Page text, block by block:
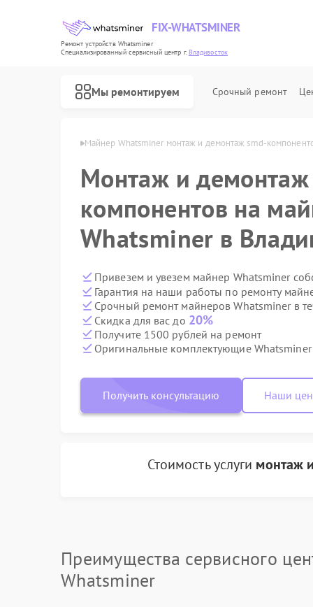
FIX-WHATSMINER
Ремонт устройств Whatsminer
Специализированный cервисный центр г. Владивосток
Мы ремонтируем Срочный ремонт
Майнер Whatsminer монтаж и демонтаж smd-
Монтаж и демонтаж
компонентов на
Whatsminer в
Привезем и увезем майнер Whatsminer
Гарантия на наши работы по ремонту
Срочный ремонт майнеров Whatsminer в
Скидка для вас до 20%
Получите 1500 рублей на ремонт
Оригинальные комплектующие Whatsminer
Получить консультацию Наши
Стоимость услуги монтаж
Преимущества сервисного
Whatsminer